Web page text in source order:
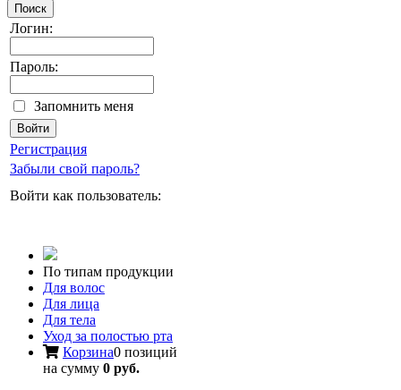
Поиск
Логин:
Пароль:
Запомнить меня
Регистрация
Забыли свой пароль?
Войти как пользователь:
По типам продукции
Для волос
Для лица
Для тела
Уход за полостью рта
Корзина0 позиций
на сумму 0 руб.